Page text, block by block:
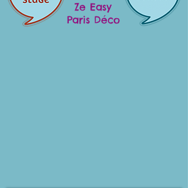
Ze Easy
Paris Déco